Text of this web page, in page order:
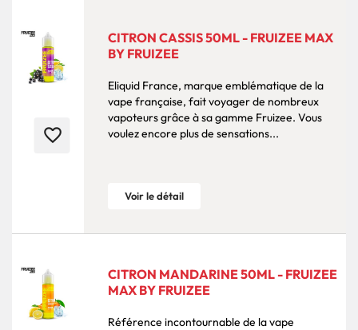
favorite_border
CITRON CASSIS 50ML - FRUIZEE MAX
BY FRUIZEE
Eliquid France, marque emblématique de la
vape française, fait voyager de nombreux
vapoteurs grâce à sa gamme Fruizee. Vous
voulez encore plus de sensations...
Voir le détail
CITRON MANDARINE 50ML - FRUIZEE
MAX BY FRUIZEE
Référence incontournable de la vape